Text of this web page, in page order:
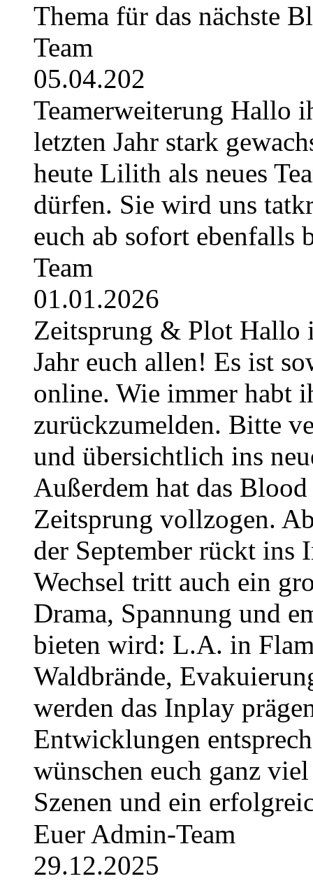
Thema für das nächste
Team
05.04.202
Teamerweiterung Hallo
letzten Jahr stark
heute Lilith als neues
dürfen. Sie wird uns
euch ab sofort ebenfalls
Team
01.01.2026
Zeitsprung & Plot Hallo
Jahr euch allen! Es ist
online. Wie immer habt
zurückzumelden. Bitte
und übersichtlich ins
Außerdem hat das
Zeitsprung vollzogen.
der September rückt ins
Wechsel tritt auch ein
Drama, Spannung und
bieten wird: L.A. in
Waldbrände,
werden das Inplay
Entwicklungen
wünschen euch ganz
Szenen und ein
Euer Admin-Team
29.12.2025